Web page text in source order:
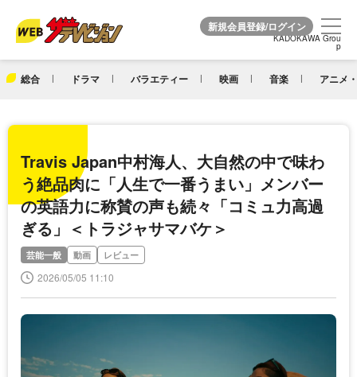
KADOKAWA Grou
p
総合 ドラマ バラエティー 映画 音楽 アニメ
KADOKAWA Grou
p
Travis Japan中村海人、大自然の中で味わ
う絶品肉に「人生で一番うまい」メンバー
の英語力に称賛の声も続々「コミュ力高過
ぎる」＜トラジャサマバケ＞
芸能一般 動画 レビュー
2026/05/05 11:10